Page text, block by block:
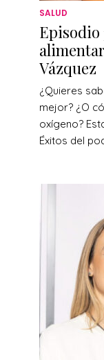
SALUD
Episodio
Vázquez
¿Quieres
mejor? ¿O
oxígeno?
Éxitos del